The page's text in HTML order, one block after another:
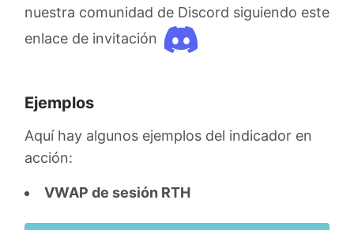
nuestra comunidad de Discord siguiendo este
enlace de invitación
Ejemplos
Aquí hay algunos ejemplos del indicador en
acción:
VWAP de sesión RTH